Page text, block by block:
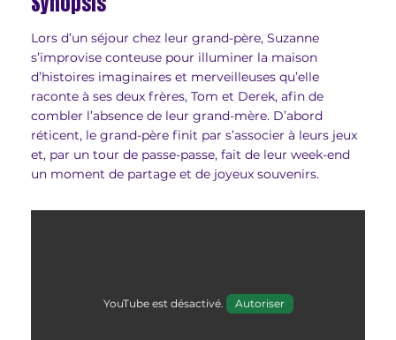
Lors d’un séjour chez leur grand-père, Suzanne
s’improvise conteuse pour illuminer la maison
d’histoires imaginaires et merveilleuses qu’elle
raconte à ses deux frères, Tom et Derek, afin de
combler l’absence de leur grand-mère. D’abord
réticent, le grand-père finit par s’associer à leurs jeux
et, par un tour de passe-passe, fait de leur week-end
un moment de partage et de joyeux souvenirs.
YouTube est désactivé. Autoriser